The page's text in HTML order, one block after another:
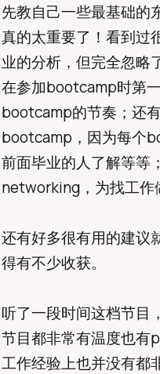
先教自己一些最基础的
真的太重要了！看到过
业的分析，但完全忽略
在参加bootcamp时第
bootcamp的节奏；还
bootcamp，因为每个
前面毕业的人了解等等
networking，为找工作
还有好多很有用的建议
得有不少收获。
听了一段时间这档节目
节目都非常有温度也有
工作经验上也并没有都